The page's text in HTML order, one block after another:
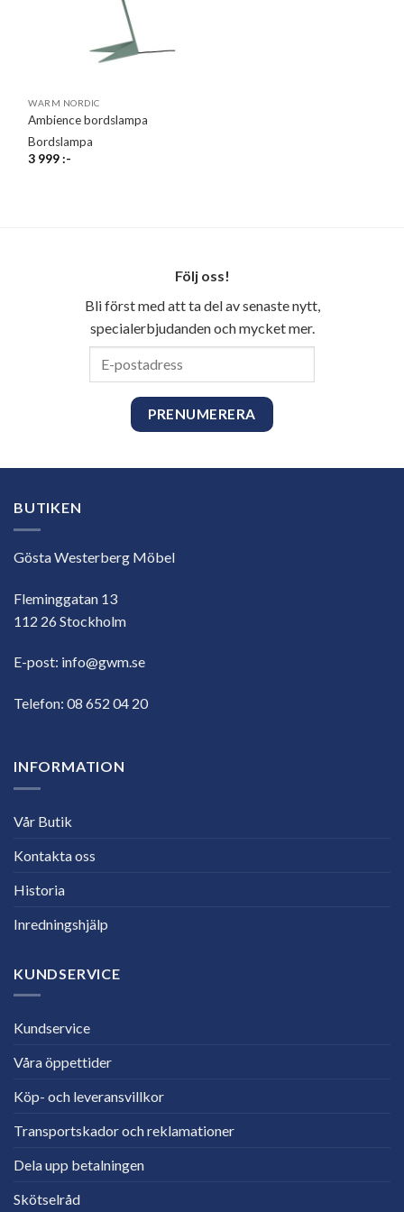
WARM NORDIC
Ambience bordslampa
Bordslampa
3 999:-
Följ oss!
Bli först med att ta del av senaste nytt,
specialerbjudanden och mycket mer.
BUTIKEN
Gösta Westerberg Möbel
Fleminggatan 13
112 26 Stockholm
E-post: info@gwm.se
Telefon: 08 652 04 20
INFORMATION
Vår Butik
Kontakta oss
Historia
Inredningshjälp
KUNDSERVICE
Kundservice
Våra öppettider
Köp- och leveransvillkor
Transportskador och reklamationer
Dela upp betalningen
Skötselråd